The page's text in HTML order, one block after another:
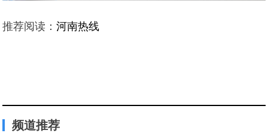
推荐阅读：河南热线
频道推荐